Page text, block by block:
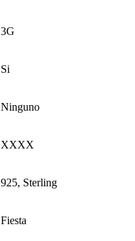
3G
Si
Ninguno
XXXX
925, Sterling
Fiesta